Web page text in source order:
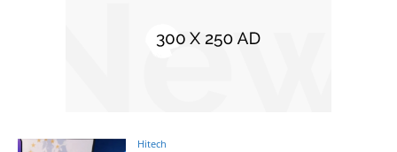
Hitech